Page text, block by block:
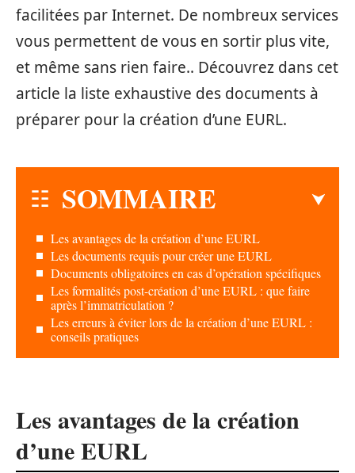
facilitées par Internet. De nombreux services
vous permettent de vous en sortir plus vite,
et même sans rien faire.. Découvrez dans cet
article la liste exhaustive des documents à
préparer pour la création d’une EURL.
SOMMAIRE
Les avantages de la création d’une EURL
Les documents requis pour créer une EURL
Documents obligatoires en cas d’opération spécifiques
Les formalités post-création d’une EURL : que faire
après l’immatriculation ?
Les erreurs à éviter lors de la création d’une EURL :
conseils pratiques
Les avantages de la création
d’une EURL